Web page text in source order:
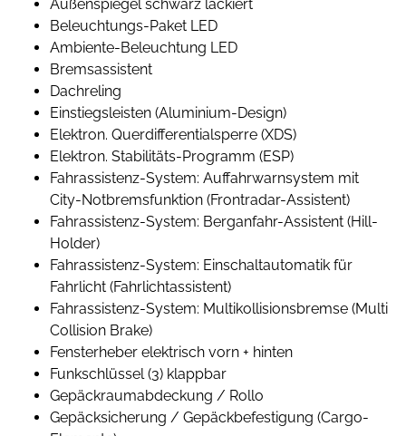
Außenspiegel schwarz lackiert
Beleuchtungs-Paket LED
Ambiente-Beleuchtung LED
Bremsassistent
Dachreling
Einstiegsleisten (Aluminium-Design)
Elektron. Querdifferentialsperre (XDS)
Elektron. Stabilitäts-Programm (ESP)
Fahrassistenz-System: Auffahrwarnsystem mit
City-Notbremsfunktion (Frontradar-Assistent)
Fahrassistenz-System: Berganfahr-Assistent (Hill-
Holder)
Fahrassistenz-System: Einschaltautomatik für
Fahrlicht (Fahrlichtassistent)
Fahrassistenz-System: Multikollisionsbremse (Multi
Collision Brake)
Fensterheber elektrisch vorn + hinten
Funkschlüssel (3) klappbar
Gepäckraumabdeckung / Rollo
Gepäcksicherung / Gepäckbefestigung (Cargo-